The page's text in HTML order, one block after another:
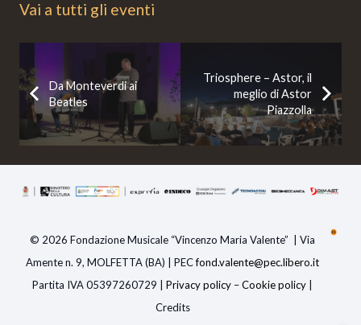
Vai a tutti gli eventi
Da Monteverdi ai
Beatles
Triosphere – Astor, il
meglio di Astor
Piazzolla
© 2026 Fondazione Musicale “Vincenzo Maria Valente” | Via
Amente n. 9, MOLFETTA (BA) | PECfond.valente@pec.libero.it
Partita IVA 05397260729 |Privacy policy –Cookie policy
Credits